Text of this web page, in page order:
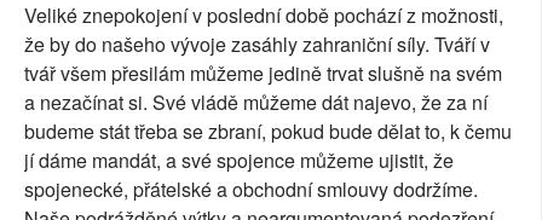
Veliké znepokojení v poslední době pochází z možnosti,
že by do našeho vývoje zasáhly zahraniční síly. Tváří v
tvář všem přesilám můžeme jedině trvat slušně na svém
a nezačínat si. Své vládě můžeme dát najevo, že za ní
budeme stát třeba se zbraní, pokud bude dělat to, k čemu
jí dáme mandát, a své spojence můžeme ujistit, že
spojenecké, přátelské a obchodní smlouvy dodržíme.